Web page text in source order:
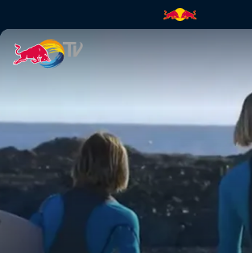
Snapper | Red Bull TV